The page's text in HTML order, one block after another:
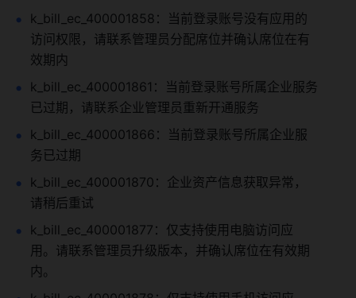
k_bill_ec_400001858：当前登录账号没有应用的
访问权限，请联系管理员分配席位并确认席位在有
效期内
k_bill_ec_400001861：当前登录账号所属企业服务
已过期，请联系企业管理员重新开通服务
k_bill_ec_400001866：当前登录账号所属企业服
务已过期
k_bill_ec_400001870：企业资产信息获取异常，
请稍后重试
k_bill_ec_400001877：仅支持使用电脑访问应
用。请联系管理员升级版本，并确认席位在有效期
内。